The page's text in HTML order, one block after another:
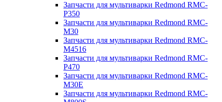
Запчасти для мультиварки Redmond RMC-
P350
Запчасти для мультиварки Redmond RMC-
M30
Запчасти для мультиварки Redmond RMC-
M4516
Запчасти для мультиварки Redmond RMC-
P470
Запчасти для мультиварки Redmond RMC-
M30E
Запчасти для мультиварки Redmond RMC-